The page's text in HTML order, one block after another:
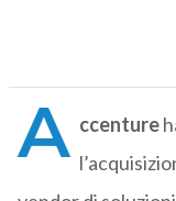
A ccenture